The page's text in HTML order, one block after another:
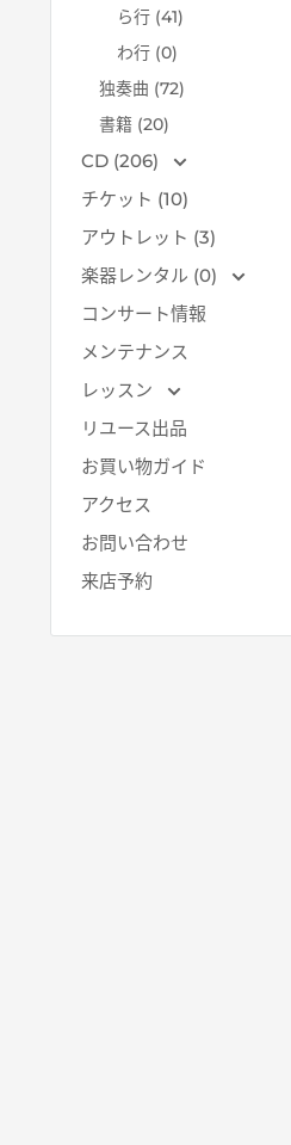
ら行 (41)
わ行 (0)
独奏曲 (72)
書籍 (20)
CD (206)
チケット (10)
アウトレット (3)
楽器レンタル (0)
コンサート情報
メンテナンス
レッスン
リユース出品
お買い物ガイド
アクセス
お問い合わせ
来店予約